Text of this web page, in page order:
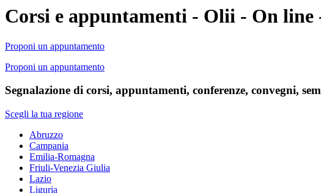
Corsi e appuntamenti - Olii - On line
Proponi un appuntamento
Proponi un appuntamento
Segnalazione di corsi, appuntamenti, conferenze, convegni,
Scegli la tua regione
Abruzzo
Campania
Emilia-Romagna
Friuli-Venezia Giulia
Lazio
Liguria